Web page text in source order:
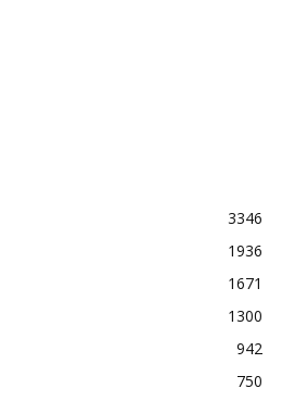
3346
1936
1671
1300
942
750